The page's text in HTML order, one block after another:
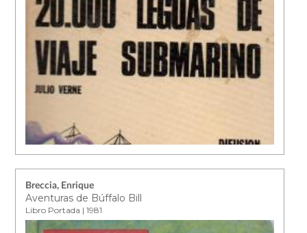
Breccia, Enrique
Aventuras de Búffalo Bill
Libro Portada | 1981